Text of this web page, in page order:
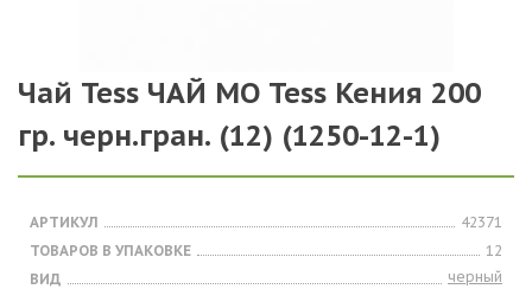
Чай Tess ЧАЙ МО Tess Кения 200
гр. черн.гран. (12) (1250-12-1)
АРТИКУЛ
42371
ТОВАРОВ В УПАКОВКЕ
12
ВИД
черный